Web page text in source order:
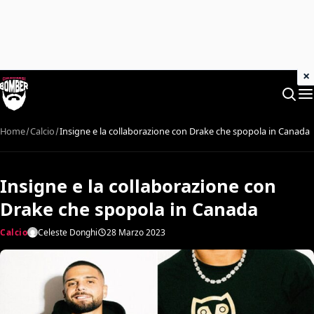
Home Calcio Insigne e la collaborazione con Drake che spopola in Canada
Insigne e la collaborazione con
Drake che spopola in Canada
Calcio Celeste Donghi 28 Marzo 2023
×